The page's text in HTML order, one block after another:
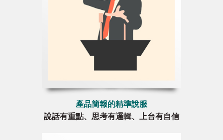
產品簡報的精準說服
說話有重點、思考有邏輯、上台有自信